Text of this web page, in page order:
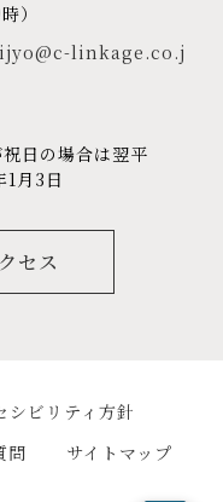
）
linkage.co.j
日の場合は翌平
1月3日
セス
シビリティ方針
問 サイトマップ